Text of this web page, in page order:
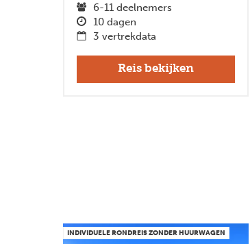
6-11 deelnemers
10 dagen
3 vertrekdata
Reis bekijken
INDIVIDUELE RONDREIS ZONDER HUURWAGEN